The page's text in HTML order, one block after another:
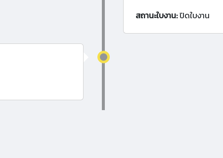
สถานะใบงาน:ปิดใบงาน